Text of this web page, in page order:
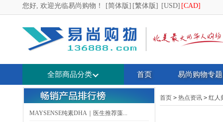
您好, 欢迎光临易尚购物！ [简体版] [繁体版] [USD] [CAD]
全部商品分类 首页 易尚购物专题
MAYSENSE纯素DHA｜医生推荐藻...
首页 > 热点资讯 > 红人